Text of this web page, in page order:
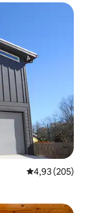
Gemiddelde
4,93 (205)